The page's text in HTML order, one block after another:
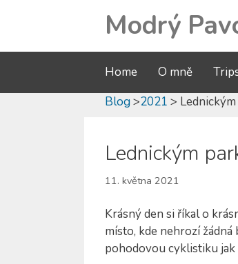
Modrý
Home O mně
Blog >2021 >
Lednickým
11. května 2021
Krásný den si říkal o
místo, kde nehrozí
pohodovou cyklistiku jak